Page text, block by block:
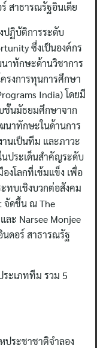
สาธารณรัฐอินเดีย
ปฏิบัติการระดับ
ซึ่งเป็นองค์กร
าทักษะด้านวิชาการ
รงการทุนการศึกษา
India) โดยมี
ชั้นมัธยมศึกษาจาก
นาทักษะในด้านการ
นเป็นทีม และภาวะ
ประเด็นสำคัญระดับ
งโลกที่เข้มแข็ง เพื่อ
ทบเชิงบวกต่อสังคม
จัดขึ้น ณ The
ละ Narsee Monjee
นดอร์ สาธารณรัฐ
ระเภททีม รวม 5
ประชาชาติจำลอง